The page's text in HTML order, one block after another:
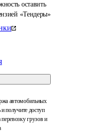
оставить
«Тендеры»
автомобильных
и получите доступ
грузов и